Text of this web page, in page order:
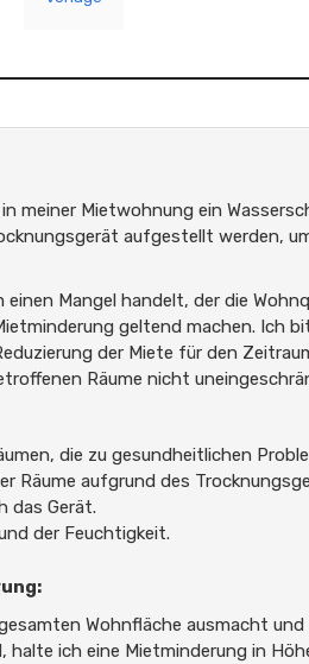
meiner Mietwohnung ein
aufgestellt werden,
einen Mangel handelt, der die
geltend machen. Ich
der Miete für den
Räume nicht
die zu gesundheitlichen
Räume aufgrund des
das Gerät.
der Feuchtigkeit.
Wohnfläche ausmacht und
halte ich eine Mietminderung in